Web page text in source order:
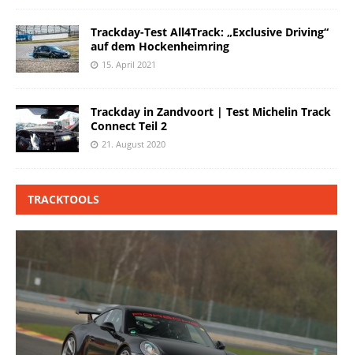
Trackday-Test All4Track: „Exclusive Driving“
auf dem Hockenheimring
15. April 2021
Trackday in Zandvoort | Test Michelin Track
Connect Teil 2
21. August 2020
TRACKTOOLS